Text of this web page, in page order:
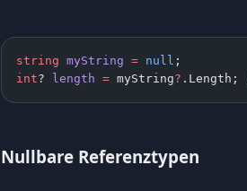
string myString = null ;
int? length = myString? .Length;
Nullbare Referenztypen